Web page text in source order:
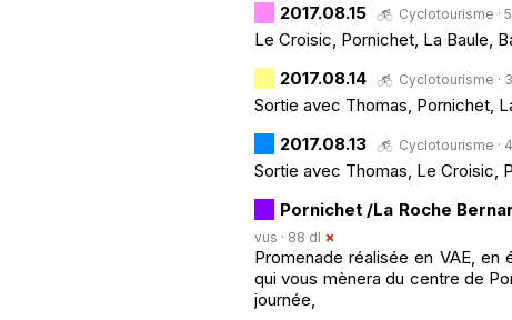
2017.08.15
Cyclotourisme ·
Le Croisic, Pornichet, La Baule,
2017.08.14
Cyclotourisme ·
Sortie avec Thomas, Pornichet,
2017.08.13
Cyclotourisme ·
Sortie avec Thomas, Le Croisic,
Pornichet /La Roche
vus · 88 dl
Promenade réalisée en VAE, en
qui vous mènera du centre de
journée,